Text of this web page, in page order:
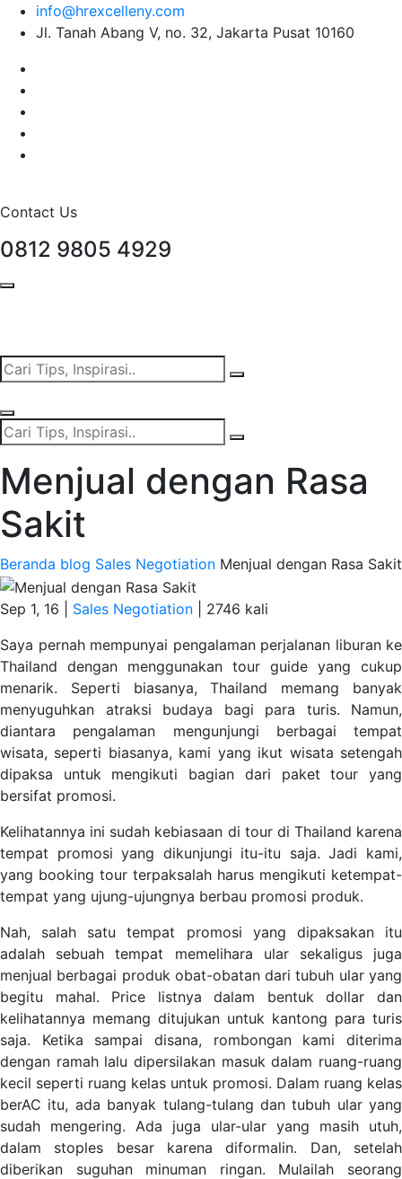
info@hrexcelleny.com
Jl. Tanah Abang V, no. 32, Jakarta Pusat 10160
Contact Us
0812 9805 4929
Menjual dengan Rasa
Sakit
Beranda blog Sales Negotiation Menjual dengan Rasa Sakit
Sep 1, 16 | Sales Negotiation
2746 kali
Saya pernah mempunyai pengalaman perjalanan liburan ke
Thailand dengan menggunakan tour guide yang cukup
menarik. Seperti biasanya, Thailand memang banyak
menyuguhkan atraksi budaya bagi para turis. Namun,
diantara pengalaman mengunjungi berbagai tempat
wisata, seperti biasanya, kami yang ikut wisata setengah
dipaksa untuk mengikuti bagian dari paket tour yang
bersifat promosi.
Kelihatannya ini sudah kebiasaan di tour di Thailand karena
tempat promosi yang dikunjungi itu-itu saja. Jadi kami,
yang booking tour terpaksalah harus mengikuti ketempat-
tempat yang ujung-ujungnya berbau promosi produk.
Nah, salah satu tempat promosi yang dipaksakan itu
adalah sebuah tempat memelihara ular sekaligus juga
menjual berbagai produk obat-obatan dari tubuh ular yang
begitu mahal. Price listnya dalam bentuk dollar dan
kelihatannya memang ditujukan untuk kantong para turis
saja. Ketika sampai disana, rombongan kami diterima
dengan ramah lalu dipersilakan masuk dalam ruang-ruang
kecil seperti ruang kelas untuk promosi. Dalam ruang kelas
berAC itu, ada banyak tulang-tulang dan tubuh ular yang
sudah mengering. Ada juga ular-ular yang masih utuh,
dalam stoples besar karena diformalin. Dan, setelah
diberikan suguhan minuman ringan. Mulailah seorang